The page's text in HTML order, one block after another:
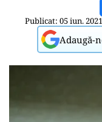
Publicat: 05 iun.
Adaugă-